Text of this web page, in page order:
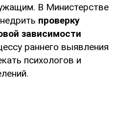
В Министерстве
проверку
зависимости
раннего выявления
психологов и